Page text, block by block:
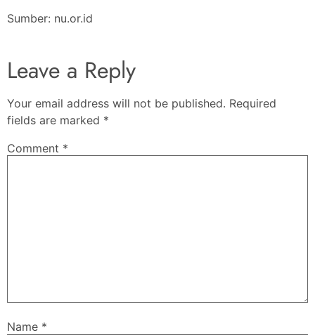
Sumber: nu.or.id
Leave a Reply
Your email address will not be published. Required
fields are marked *
Comment *
Name *